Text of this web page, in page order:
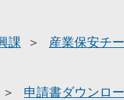
課
産業保安チ
申請書ダウンロ